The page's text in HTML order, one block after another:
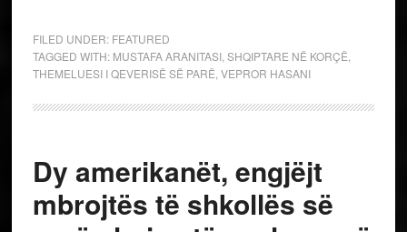
FILED UNDER: FEATURED
TAGGED WITH: MUSTAFA ARANITASI, SHQIPTARE NË KORÇË
THEMELUESI I QEVERISË SË PARË VEPROR HASANI
Dy amerikanët, engjëjt
mbrojtës të shkollës së